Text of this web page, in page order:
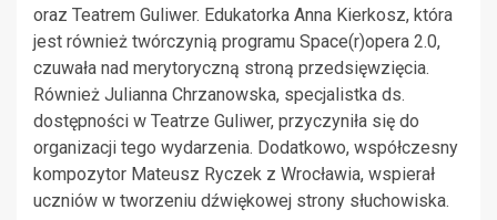
oraz Teatrem Guliwer. Edukatorka Anna Kierkosz, która
jest również twórczynią programu Space(r)opera 2.0,
czuwała nad merytoryczną stroną przedsięwzięcia.
Również Julianna Chrzanowska, specjalistka ds.
dostępności w Teatrze Guliwer, przyczyniła się do
organizacji tego wydarzenia. Dodatkowo, współczesny
kompozytor Mateusz Ryczek z Wrocławia, wspierał
uczniów w tworzeniu dźwiękowej strony słuchowiska.